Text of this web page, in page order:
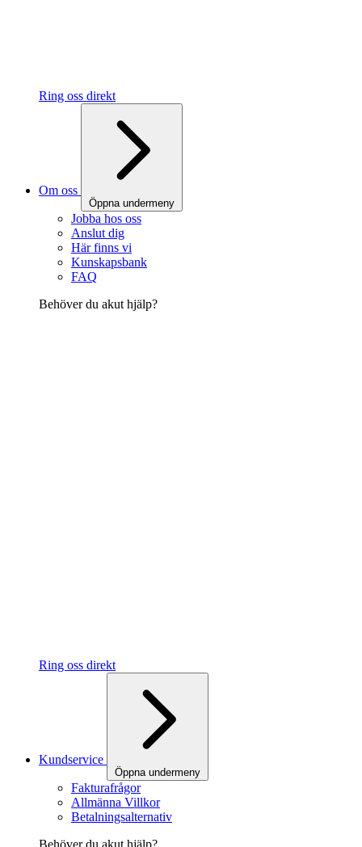
Ring oss direkt
Om oss
Öppna undermeny
Jobba hos oss
Anslut dig
Här finns vi
Kunskapsbank
FAQ
Behöver du akut hjälp?
Ring oss direkt
Kundservice
Öppna undermeny
Fakturafrågor
Allmänna Villkor
Betalningsalternativ